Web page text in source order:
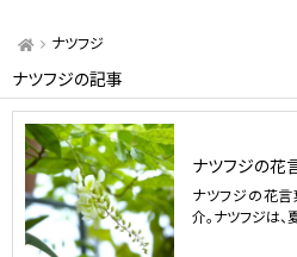
ナツフジ
ナツフジの記事
ナツフジの花
ナツフジの花
介。ナツフジは